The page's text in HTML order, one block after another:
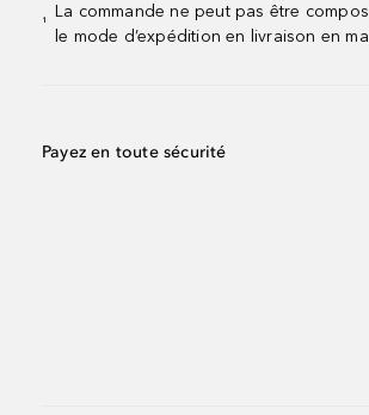
¹
La commande ne peut pas être
le mode d’expédition en livraison en
Payez en toute sécurité